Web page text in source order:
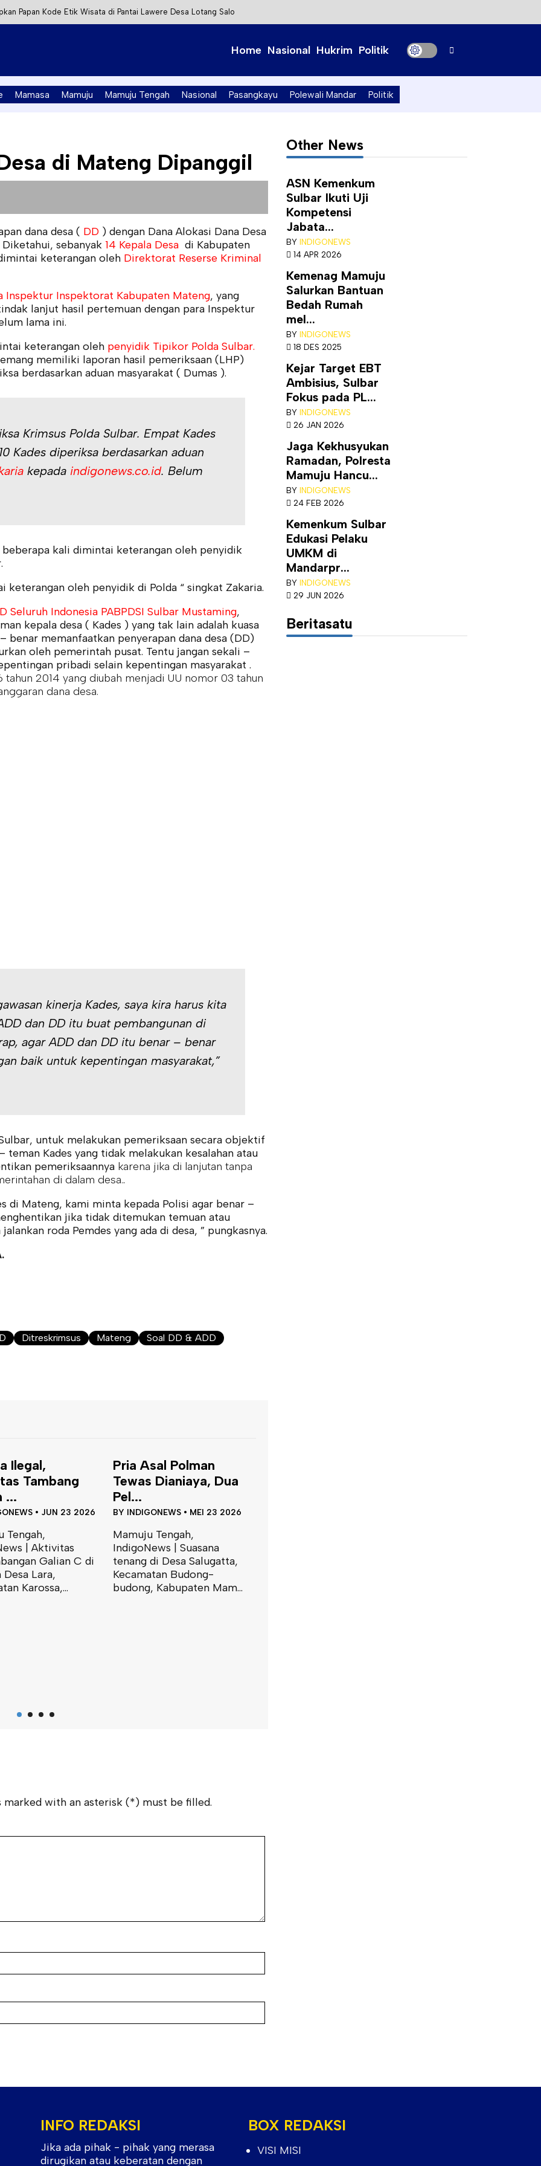
Papan Kode Etik Wisata di Pantai Lawere Desa Lotang Salo
Ditangkap, Satu Lagi Kabur ke Kalimantan
Mamuju Soroti Kejanggalan Kasus Tambang Emas Ilegal
Home Nasional Hukrim Politik
Mamasa Mamuju Mamuju Tengah Nasional Pasangkayu Polewali Mandar Politik
di Mateng Dipanggil
dana desa ( DD ) dengan Dana Alokasi Dana Desa
sebanyak 14 Kepala Desa di Kabupaten
keterangan oleh Direktorat Reserse Kriminal
Inspektur Inspektorat Kabupaten Mateng, yang
lanjut hasil pertemuan dengan para Inspektur
lama ini.
keterangan oleh penyidik Tipikor Polda Sulbar.
memiliki laporan hasil pemeriksaan (LHP)
berdasarkan aduan masyarakat ( Dumas ).
Krimsus Polda Sulbar. Empat Kades
Kades diperiksa berdasarkan aduan
kepadaindigonews.co.id. Belum
beberapa kali dimintai keterangan oleh penyidik
keterangan oleh penyidik di Polda “ singkat Zakaria.
Seluruh Indonesia PABPDSI Sulbar Mustaming,
kepala desa ( Kades ) yang tak lain adalah kuasa
benar memanfaatkan penyerapan dana desa (DD)
oleh pemerintah pusat. Tentu jangan sekali –
pribadi selain kepentingan masyarakat .
2014 yang diubah menjadi UU nomor 03 tahun
dana desa.
kinerja Kades, saya kira harus kita
dan DD itu buat pembangunan di
agar ADD dan DD itu benar – benar
baik untuk kepentingan masyarakat,”
untuk melakukan pemeriksaan secara objektif
Kades yang tidak melakukan kesalahan atau
pemeriksaannya karena jika di lanjutan tanpa
di dalam desa..
di Mateng, kami minta kepada Polisi agar benar –
jika tidak ditemukan temuan atau
roda Pemdes yang ada di desa, ” pungkasnya.
Ditreskrimsus Mateng Soal DD & ADD
Polman
Dianiaya, Dua
• MEI 23 2026
Tengah,
| Suasana
Desa Salugatta,
Budong-
Kabupaten Mam...
Ban Pecah Picu
Tabrakan Adu
Banteng Pick...
with an asterisk (*) must be filled.
Other News
ASN Kemenkum
Sulbar Ikuti Uji
Kompetensi
Jabata...
BY INDIGONEWS
14 APR 2026
Kemenag Mamuju
Salurkan Bantuan
Bedah Rumah
mel...
BY INDIGONEWS
18 DES 2025
Kejar Target EBT
Ambisius, Sulbar
Fokus pada PL...
BY INDIGONEWS
26 JAN 2026
Jaga Kekhusyukan
Ramadan, Polresta
Mamuju Hancu...
BY INDIGONEWS
24 FEB 2026
Kemenkum Sulbar
Edukasi Pelaku
UMKM di
Mandarpr...
BY INDIGONEWS
29 JUN 2026
Beritasatu
INFO REDAKSI
Jika ada pihak - pihak yang merasa
dirugikan atau keberatan dengan
BOX REDAKSI
VISI MISI